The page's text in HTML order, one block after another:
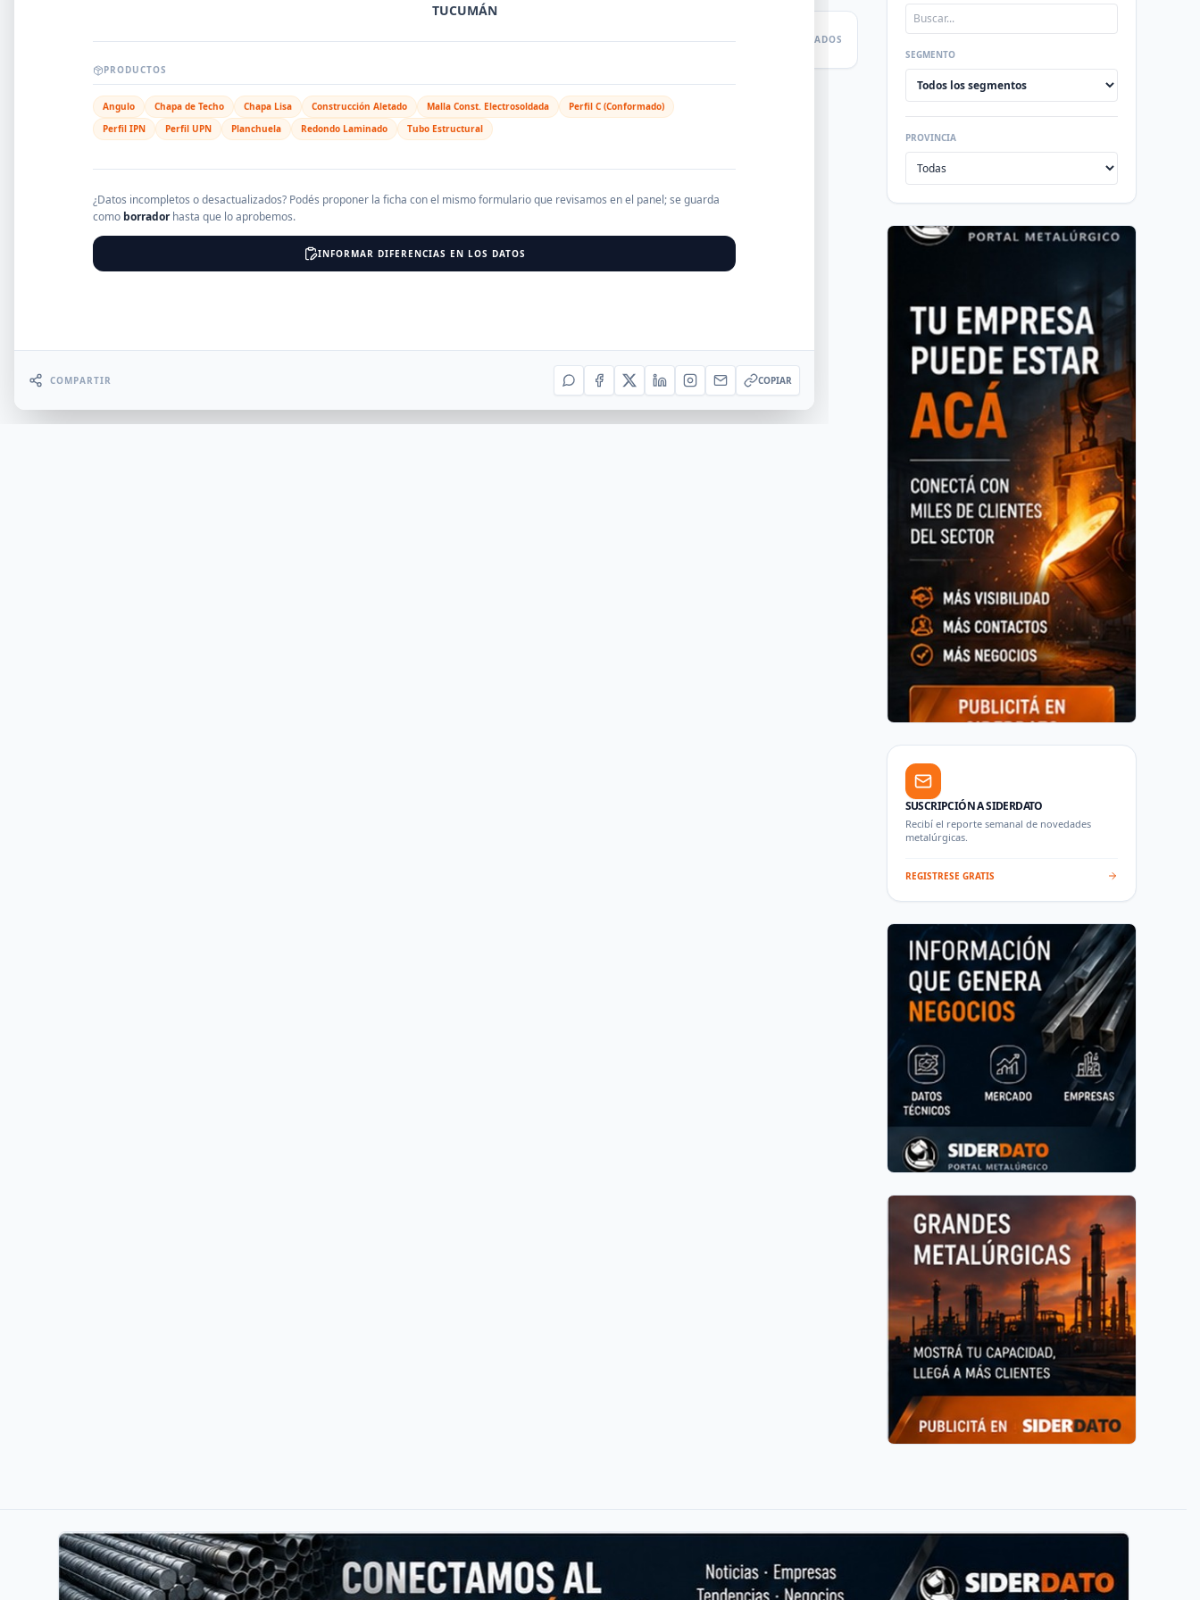
EMPRESAS AGREGAR EMPRESA RESULTADOS
Error al cargar empresas.
SEGMENTO
PROVINCIA
SUSCRIPCIÓN A SIDERDATO
Recibí el reporte semanal de novedades
metalúrgicas.
REGISTRESE GRATIS
TUCUMÁN
PRODUCTOS
Angulo Chapa de Techo Chapa Lisa Construcción Aletado Malla Const. Electrosoldada
Perfil C (Conformado)
Perfil IPN
Perfil UPN Planchuela Redondo Laminado Tubo Estructural
¿Datos incompletos o desactualizados? Podés proponer la ficha con el mismo formulario que revisamos en el panel; se guarda
como borradorhasta que lo aprobemos.
INFORMAR DIFERENCIAS EN LOS DATOS
COMPARTIR COPIAR